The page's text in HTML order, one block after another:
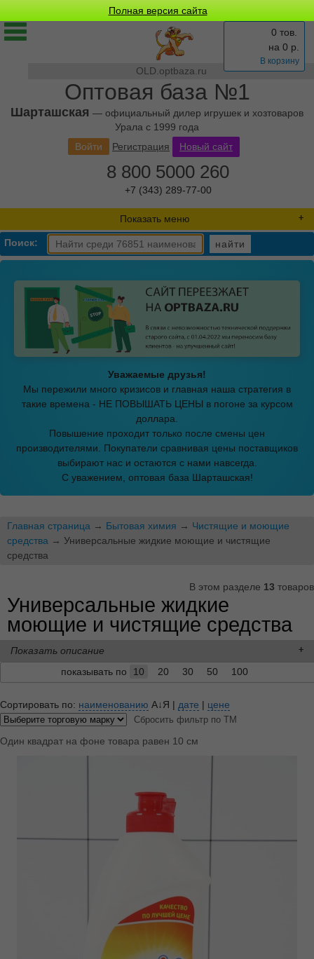
Полная версия сайта
OLD.optbaza.ru
Оптовая база №1
Шарташская — официальный дилер игрушек и хозтоваров
Урала с 1999 года
0 тов.
на 0 р.
В корзину
Войти Регистрация Новый сайт
8 800 5000 260
+7 (343) 289-77-00
Показать меню
Поиск: найти
Уважаемые друзья!
Мы пережили много кризисов и главная наша стратегия в
такие времена - НЕ ПОВЫШАТЬ ЦЕНЫ в погоне за курсом
доллара.
Повышение проходит только после смены цен
производителями. Покупатели сравнивая цены поставщиков
выбирают нас и остаются с нами навсегда.
С уважением, оптовая база Шарташская!
Главная страница → Бытовая химия → Чистящие и моющие
средства → Универсальные жидкие моющие и чистящие
средства
В этом разделе 13 товаров
Универсальные жидкие
моющие и чистящие средства
Показать описание
показывать по
10 20 30 50 100
Сортировать по: наименованию А↓Я | дате | цене
Сбросить фильтр по ТМ
Один квадрат на фоне товара равен 10 см